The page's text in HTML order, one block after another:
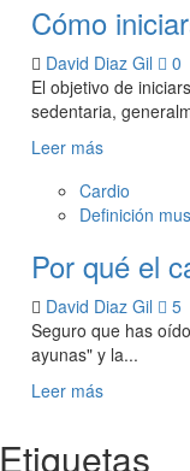
Cómo
David Diaz Gil
0
El objetivo de
sedentaria,
Leer más
Cardio
Definición
Por qué el
David Diaz Gil
5
Seguro que has
ayunas" y la...
Leer más
Etiquetas